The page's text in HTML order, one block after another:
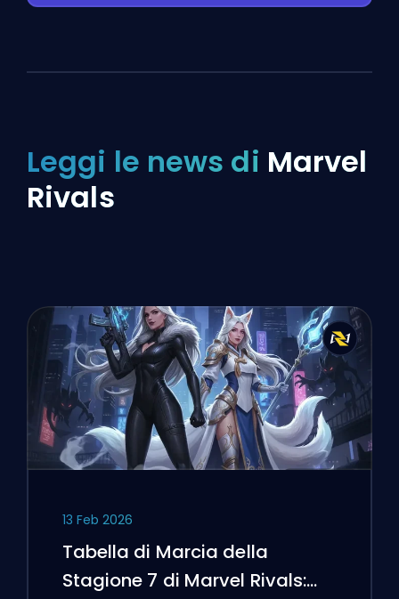
Leggi le news di Marvel
Rivals
13 Feb 2026
Tabella di Marcia della
Stagione 7 di Marvel Rivals: